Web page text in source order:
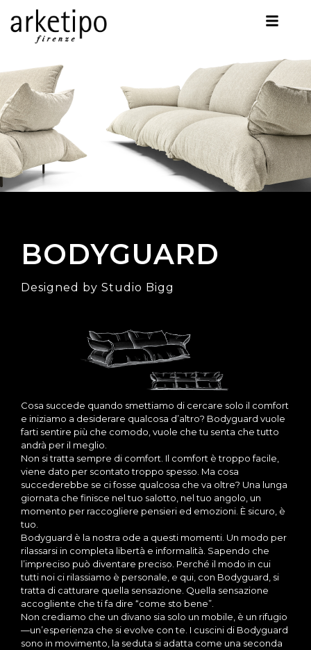
BODYGUARD
Designed by Studio Bigg
Cosa succede quando smettiamo di cercare solo il comfort
e iniziamo a desiderare qualcosa d’altro? Bodyguard vuole
farti sentire più che comodo, vuole che tu senta che tutto
andrà per il meglio.
Non si tratta sempre di comfort. Il comfort è troppo facile,
viene dato per scontato troppo spesso. Ma cosa
succederebbe se ci fosse qualcosa che va oltre? Una lunga
giornata che finisce nel tuo salotto, nel tuo angolo, un
momento per raccogliere pensieri ed emozioni. È sicuro, è
tuo.
Bodyguard è la nostra ode a questi momenti. Un modo per
rilassarsi in completa libertà e informalità. Sapendo che
l’impreciso può diventare preciso. Perché il modo in cui
tutti noi ci rilassiamo è personale, e qui, con Bodyguard, si
tratta di catturare quella sensazione. Quella sensazione
accogliente che ti fa dire “come sto bene”.
Non crediamo che un divano sia solo un mobile, è un rifugio
—un’esperienza che si evolve con te. I cuscini di Bodyguard
sono in movimento, la seduta si adatta come una seconda